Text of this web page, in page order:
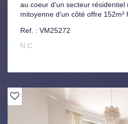
au coeur d'un secteur résidentiel
mitoyenne d'un côté offre 152m²
au rez-de-chaussée, d'un grand
buanderie, trois chambres. À
supplémentaires, cuisine, salle
salle de bains. Combles au-
maison sur les côtés. Toiture refaite en
Ref. : VM25272
N.C